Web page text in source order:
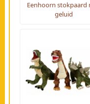
Eenhoorn stokpaard
geluid